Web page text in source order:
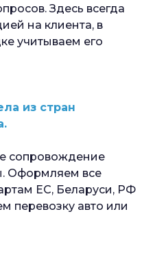
Здесь всегда
на клиента, в
учитываем его
из стран
сопровождение
Оформляем все
ЕС, Беларуси, РФ
перевозку авто или